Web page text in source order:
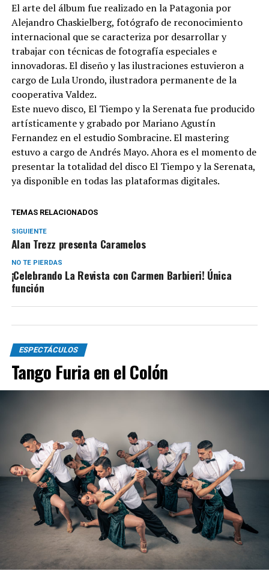
El arte del álbum fue realizado en la Patagonia por
Alejandro Chaskielberg, fotógrafo de reconocimiento
internacional que se caracteriza por desarrollar y
trabajar con técnicas de fotografía especiales e
innovadoras. El diseño y las ilustraciones estuvieron a
cargo de Lula Urondo, ilustradora permanente de la
cooperativa Valdez.
Este nuevo disco, El Tiempo y la Serenata fue producido
artísticamente y grabado por Mariano Agustín
Fernandez en el estudio Sombracine. El mastering
estuvo a cargo de Andrés Mayo. Ahora es el momento de
presentar la totalidad del disco El Tiempo y la Serenata,
ya disponible en todas las plataformas digitales.
TEMAS RELACIONADOS
SIGUIENTE
Alan Trezz presenta Caramelos
NO TE PIERDAS
¡Celebrando La Revista con Carmen Barbieri! Única
función
ESPECTÁCULOS
Tango Furia en el Colón